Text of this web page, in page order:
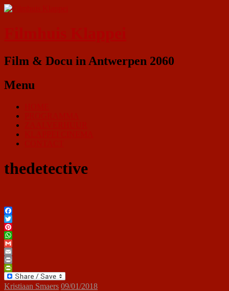
Film & Docu in Antwerpen 2060
Menu
thedetective
Facebook
Twitter
Pinterest
WhatsApp
Gmail
Email
Print
PrintFriendly
Kristiaan Smaers 09/01/2018